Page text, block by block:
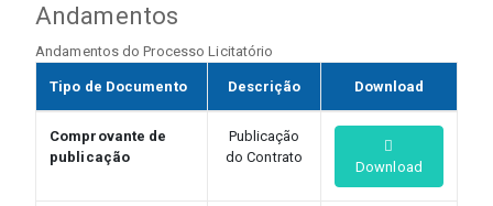
Andamentos
Andamentos do Processo Licitatório
Tipo de Documento Descrição Download
Comprovante de
publicação
Publicação
do Contrato
Download